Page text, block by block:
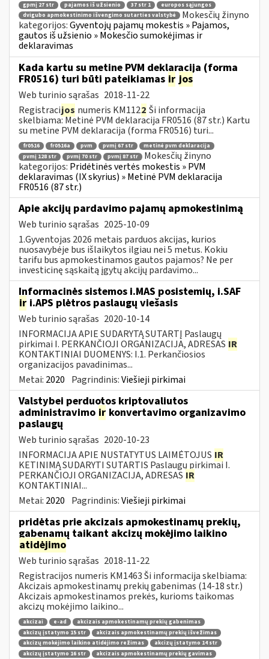
gpmį 27 str
pajamos iš užsienio 37 str 1
europos sąjungos
dvigubo apmokestinimo išvengimo sutarties valstybė
Mokesčių žinyno
kategorijos:Gyventojų pajamų mokestis » Pajamos,
gautos iš užsienio » Mokesčio sumokėjimas ir
deklaravimas
Kada kartu su metine PVM deklaracija (forma
FR0516) turi būti pateikiamas ir jos
Web turinio sąrašas 2018-11-22
Registracijos numeris KM1122 Ši informacija
skelbiama: Metinė PVM deklaracija FR0516 (87 str.) Kartu
su metine PVM deklaracija (forma FR0516) turi...
fr0516 fr0516a pvm pvmį 67 str
metinė pvm deklaracija
pvmį 128 str
pvmį 70 str pvmį 87 str
Mokesčių žinyno
kategorijos: Pridėtinės vertės mokestis » PVM
deklaravimas (IX skyrius) » Metinė PVM deklaracija
FR0516 (87 str.)
Apie akcijų pardavimo pajamų apmokestinimą
Web turinio sąrašas 2025-10-09
1.Gyventojas 2026 metais parduos akcijas, kurios
nuosavybėje bus išlaikytos ilgiau nei 5 metus. Kokiu
tarifu bus apmokestinamos gautos pajamos? Ne per
investicinę sąskaitą įgytų akcijų pardavimo...
Informacinės sistemos i.MAS posistemių, i.SAF
ir i.APS plėtros paslaugų viešasis
Web turinio sąrašas 2020-10-14
INFORMACIJA APIE SUDARYTĄ SUTARTĮ Paslaugų
pirkimai I. PERKANČIOJI ORGANIZACIJA, ADRESAS IR
KONTAKTINIAI DUOMENYS: I.1. Perkančiosios
organizacijos pavadinimas...
Metai: 2020 Pagrindinis:Viešieji pirkimai
Valstybei perduotos kriptovaliutos
administravimo ir konvertavimo organizavimo
paslaugų
Web turinio sąrašas 2020-10-23
INFORMACIJA APIE NUSTATYTUS LAIMĖTOJUS IR
KETINIMĄ SUDARYTI SUTARTIS Paslaugų pirkimai I.
PERKANČIOJI ORGANIZACIJA, ADRESAS IR
KONTAKTINIAI...
Metai: 2020 Pagrindinis:Viešieji pirkimai
pridėtas prie akcizais apmokestinamų prekių,
gabenamų taikant akcizų mokėjimo laikino
atidėjimo
Web turinio sąrašas 2018-11-22
Registracijos numeris KM1463 Ši informacija skelbiama:
Akcizais apmokestinamų prekių gabenimas (14-18 str.)
Akcizais apmokestinamos prekės, kurioms taikomas
akcizų mokėjimo laikino...
akcizai e-ad
akcizais apmokestinamų prekių gabenimas
akcizų įstatymo 15 str
akcizais apmokestinamų prekių išvežimas
akcizų mokėjimo laikino atidėjimo režimas
akcizų įstatymo 14 str
akcizų įstatymo 16 str
akcizais apmokestinamų prekių gavimas